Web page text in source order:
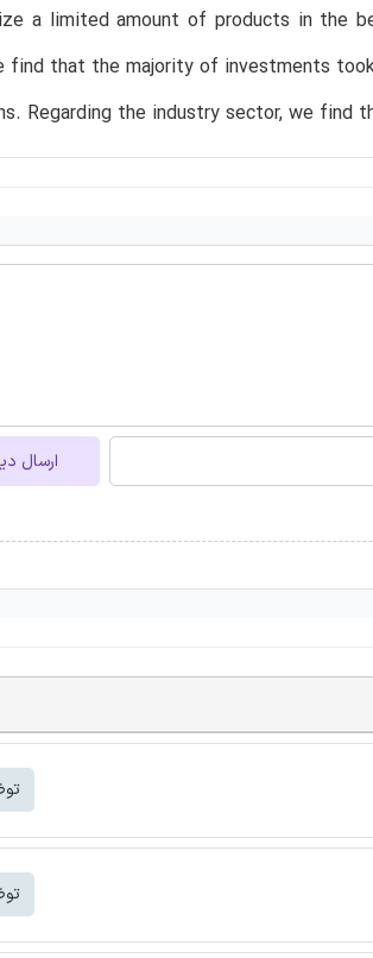
a limited amount of products in the
find that the majority of investments
Regarding the industry sector, we find
ارسال